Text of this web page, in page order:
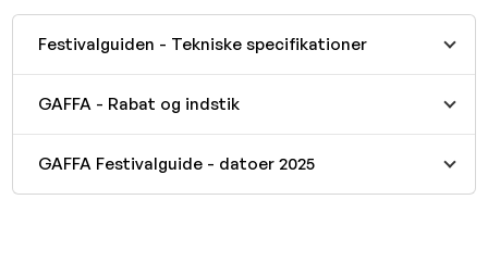
Festivalguiden - Tekniske specifikationer
GAFFA - Rabat og indstik
GAFFA Festivalguide - datoer 2025